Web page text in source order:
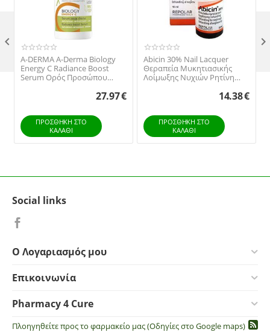
A-DERMA A-Derma Biology
Energy C Radiance Boost
Serum Ορός Προσώπου
27.97€
ΠΡΟΣΘΉΚΗ ΣΤΟ
ΚΑΛΆΘΙ
Abicin 30% Nail Lacquer
Θεραπεία Μυκητιασικής
Λοίμωξης Νυχιών Ρητίνη
14.38€
ΠΡΟΣΘΉΚΗ ΣΤΟ
ΚΑΛΆΘΙ
 
Social links
Ο Λογαριασμός μου
Επικοινωνία
Pharmacy 4 Cure
Πλοηγηθείτε προς το φαρμακείο μας (Οδηγίες στο Google maps)